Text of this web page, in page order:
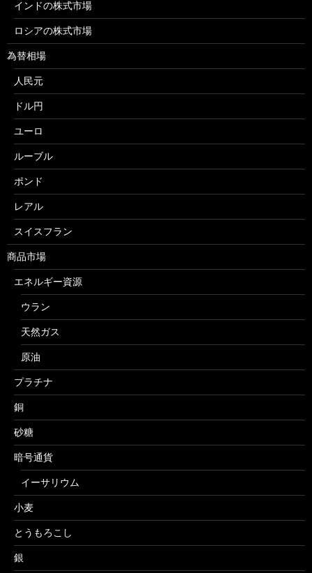
インドの株式市場
ロシアの株式市場
為替相場
人民元
ドル円
ユーロ
ルーブル
ポンド
レアル
スイスフラン
商品市場
エネルギー資源
ウラン
天然ガス
原油
プラチナ
銅
砂糖
暗号通貨
イーサリウム
小麦
とうもろこし
銀